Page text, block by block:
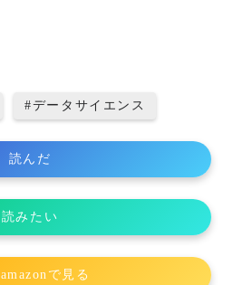
#データサイエンス
読んだ
読みたい
amazonで見る